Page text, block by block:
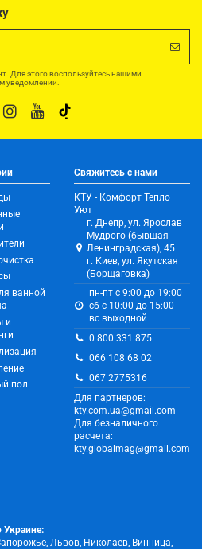
Для этого воспользуйтесь нашими
уведомлении.
ванной
и
пол
Свяжитесь с нами
КТУ - Комфорт Тепло
Уют
г. Днепр, ул. Ярослав
Мудрого (бывшая
Ленинградская), 45
г. Киев, ул. Якутская
(Борщаговка)
пн-пт с 9:00 до 19:00
сб с 10:00 до 15:00
вс выходной
0 800 331 875
066 108 68 02
067 2775316
Для партнеров:
kty.com.ua@gmail.com
Для безналичного
расчета:
kty.globalmag@gmail.com
Львов, Николаев, Винница,